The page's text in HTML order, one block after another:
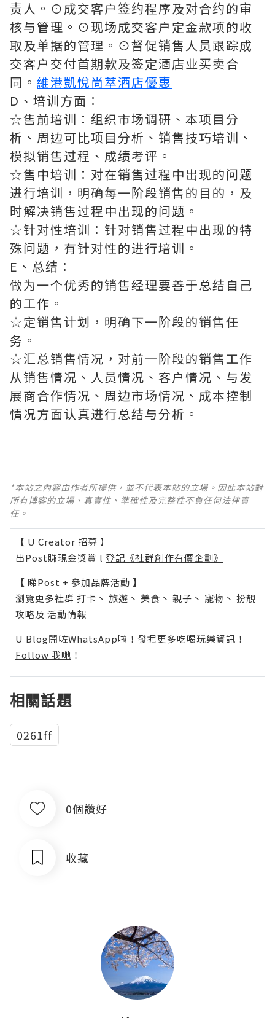
责人。⊙成交客户签约程序及对合约的审
核与管理。⊙现场成交客户定金款项的收
取及单据的管理。⊙督促销售人员跟踪成
交客户交付首期款及签定酒店业买卖合
同。 維港凱悅尚萃酒店優惠
D、培训方面：
☆售前培训：组织市场调研、本项目分
析、周边可比项目分析、销售技巧培训、
模拟销售过程、成绩考评。
☆售中培训：对在销售过程中出现的问题
进行培训，明确每一阶段销售的目的，及
时解决销售过程中出现的问题。
☆针对性培训：针对销售过程中出现的特
殊问题，有针对性的进行培训。
E、总结：
做为一个优秀的销售经理要善于总结自己
的工作。
☆定销售计划，明确下一阶段的销售任
务。
☆汇总销售情况，对前一阶段的销售工作
从销售情况、人员情况、客户情况、与发
展商合作情况、周边市场情况、成本控制
情况方面认真进行总结与分析。
*本站之內容由作者所提供，並不代表本站的立場。因此本站對
所有博客的立場、真實性、準確性及完整性不負任何法律責
任。
【 U Creator 招募 】
出Post賺現金獎賞 l 登記《社群創作有價企劃》
【 睇Post + 參加品牌活動 】
瀏覽更多社群 打卡 丶 旅遊 丶 美食 丶 親子 丶 寵物 丶 扮靚
攻略及 活動情報
U Blog開咗WhatsApp啦！發掘更多吃喝玩樂資訊！
Follow 我哋 ！
相關話題
0261ff
0個讚好
收藏